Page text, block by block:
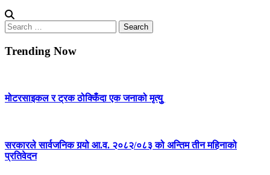
Search
for:
Trending Now
मोटरसाइकल र ट्रक ठोक्किँदा एक जनाको मृत्युु
सरकारले सार्वजनिक गर्‍यो आ.व. २०८२/०८३ को अन्तिम तीन महिनाको
प्रतिवेदन